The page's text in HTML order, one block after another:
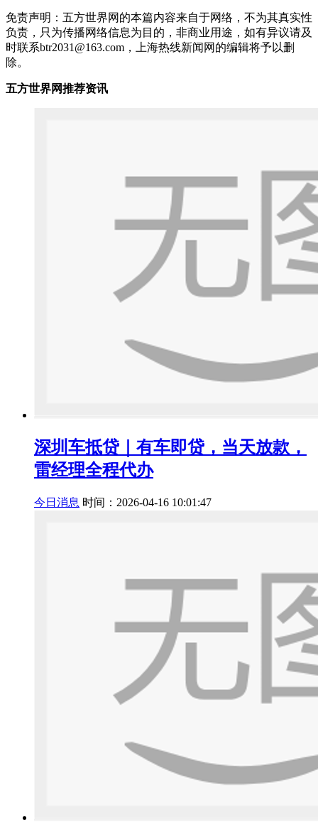
免责声明：五方世界网的本篇内容来自于网络，不为其真实性
负责，只为传播网络信息为目的，非商业用途，如有异议请及
时联系btr2031@163.com，上海热线新闻网的编辑将予以删
除。
五方世界网推荐资讯
深圳车抵贷｜有车即贷，当天放款，
雷经理全程代办
今日消息 时间：2026-04-16 10:01:47